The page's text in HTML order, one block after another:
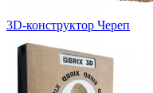
3D-конструктор Череп